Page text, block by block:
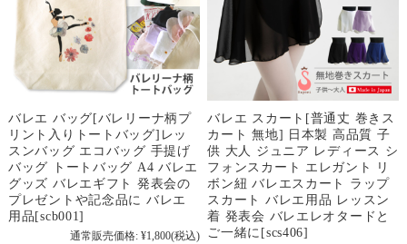
バレエ バッグ[バレリーナ柄プ
リント入りトートバッグ]レッ
スンバッグ エコバッグ 手提げ
バッグ トートバッグ A4 バレエ
グッズ バレエギフト 発表会の
プレゼントや記念品に バレエ
用品[scb001]
通常販売価格: ¥1,800(税込)
バレエ スカート[普通丈 巻きス
カート 無地] 日本製 高品質 子
供 大人 ジュニア レディース シ
フォンスカート エレガント リ
ボン紐 バレエスカート ラップ
スカート バレエ用品 レッスン
着 発表会 バレエレオタードと
ご一緒に[scs406]